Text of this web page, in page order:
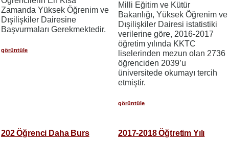
Zamanda Yüksek Öğrenim ve
Dışilişkiler Dairesine
Başvurmaları Gerekmektedir.
görüntüle
Milli Eğitim ve Kütür
Bakanlığı, Yüksek Öğrenim ve
Dışilişkiler Dairesi istatistiki
verilerine göre, 2016-2017
öğretim yılında KKTC
liselerinden mezun olan 2736
öğrenciden 2039’u
üniversitede okumayı tercih
etmiştir.
görüntüle
202 Öğrenci Daha Burs
2017-2018 Öğtretim Yılı